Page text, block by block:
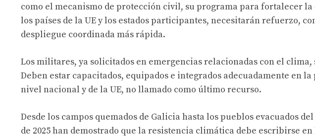
como el mecanismo de protección civil, su programa para fortalecer
los países de la UE y los estados participantes, necesitarán refuerzo,
despliegue coordinada más rápida.
Los militares, ya solicitados en emergencias relacionadas con el clima,
Deben estar capacitados, equipados e integrados adecuadamente en
nivel nacional y de la UE, no llamado como último recurso.
Desde los campos quemados de Galicia hasta los pueblos evacuados
de 2025 han demostrado que la resistencia climática debe escribirse